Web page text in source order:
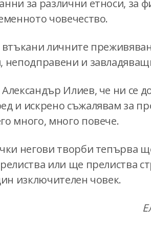
за различни етноси, за
човечество.
личните
и
Илиев, че ни се
и искрено съжалявам за
много, много повече.
негови творби тепърва
или ще прелиства
изключителен човек.